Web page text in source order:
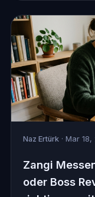
Naz Ertürk· Mar 18,
Zangi
oder Boss